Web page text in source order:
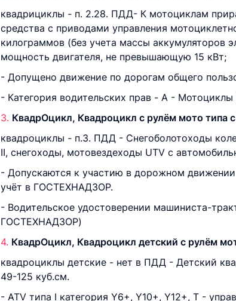
квадрициклы - п. 2.28. ПДД- К мотоциклам
средства с приводами управления
килограммов (без учета массы аккумуляторов
мощность двигателя, не превышающую 15 кВт;
- Допущено движение по дорогам общего
- Категория водительских прав - А -
КвадрОцикл, Квадроцикл с рулём мото типа
квадроциклы - п.3. ПДД - Снегоболотоходы
II, снегоходы, мотовездеходы UTV с
- Допускаются к участию в дорожном движении
учёт в ГОСТЕХНАДЗОР.
- Водительское удостоверении машиниста-
ГОСТЕХНАДЗОР)
КвадрОцикл, Квадроцикл детский с рулём
квадроциклы детские - нет в ПДД - Детский
49-125 куб.см.
- ATV типа I категория Y6+, Y10+, Y12+, Т -